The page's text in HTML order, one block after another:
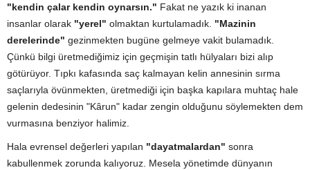
"kendin çalar kendin oynarsın." Fakat ne yazık ki inanan
insanlar olarak "yerel" olmaktan kurtulamadık. "Mazinin
derelerinde" gezinmekten bugüne gelmeye vakit bulamadık.
Çünkü bilgi üretmediğimiz için geçmişin tatlı hülyaları bizi alıp
götürüyor. Tıpkı kafasında saç kalmayan kelin annesinin sırma
saçlarıyla övünmekten, üretmediği için başka kapılara muhtaç hale
gelenin dedesinin "Kârun" kadar zengin olduğunu söylemekten dem
vurmasına benziyor halimiz.
Hala evrensel değerleri yapılan "dayatmalardan" sonra
kabullenmek zorunda kalıyoruz. Mesela yönetimde dünyanın